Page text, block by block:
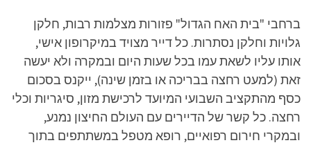
ברחבי "בית האח הגדול" פזורות מצלמות רבות, חלקן
גלויות וחלקן נסתרות. כל דייר מצויד במיקרופון אישי,
אותו עליו לשאת עמו בכל שעות היום ובמקרה ולא יעשה
זאת (למעט רחצה בבריכה או בזמן שינה), ייקנס בסכום
כסף מהתקציב השבועי המיועד לרכישת מזון, סיגריות וכלי
רחצה. כל קשר של הדיירים עם העולם החיצון נמנע,
ובמקרי חירום רפואיים, רופא מטפל במשתתפים בתוך